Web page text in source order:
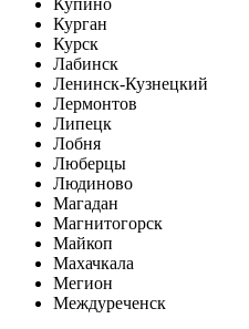
Курган
Курск
Лабинск
Ленинск-Кузнецкий
Лермонтов
Липецк
Лобня
Люберцы
Людиново
Магадан
Магнитогорск
Майкоп
Махачкала
Мегион
Междуреченск